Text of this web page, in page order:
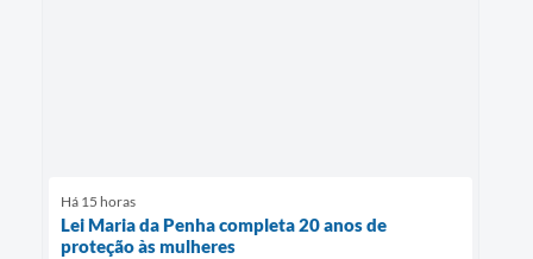
Há 15 horas
Lei Maria da Penha completa 20 anos de
proteção às mulheres